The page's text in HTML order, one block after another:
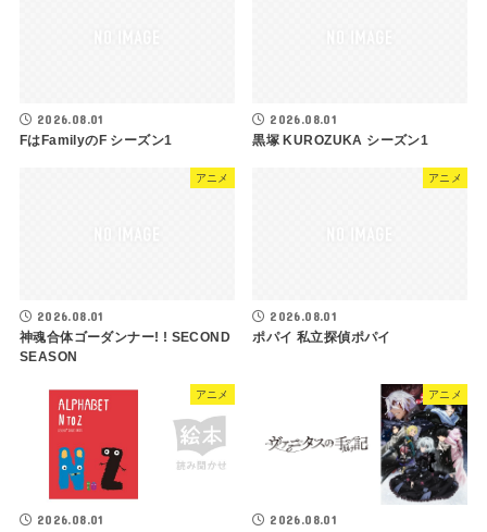
2026.08.01
FはFamilyのF シーズン1
2026.08.01
黒塚 KUROZUKA シーズン1
アニメ
2026.08.01
神魂合体ゴーダンナー! ! SECOND
SEASON
アニメ
2026.08.01
ポパイ 私立探偵ポパイ
アニメ
2026.08.01
アニメ
2026.08.01